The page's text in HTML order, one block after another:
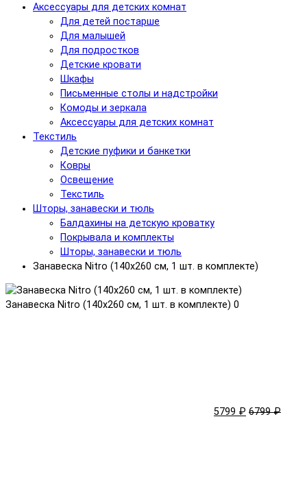
Аксессуары для детских комнат
Для детей постарше
Для малышей
Для подростков
Детские кровати
Шкафы
Письменные столы и надстройки
Комоды и зеркала
Аксессуары для детских комнат
Текстиль
Детские пуфики и банкетки
Ковры
Освещение
Текстиль
Шторы, занавески и тюль
Балдахины на детскую кроватку
Покрывала и комплекты
Шторы, занавески и тюль
Занавеска Nitro (140x260 см, 1 шт. в комплекте)
Занавеска Nitro (140x260 см, 1 шт. в комплекте) 0
5799 ₽ 6799 ₽